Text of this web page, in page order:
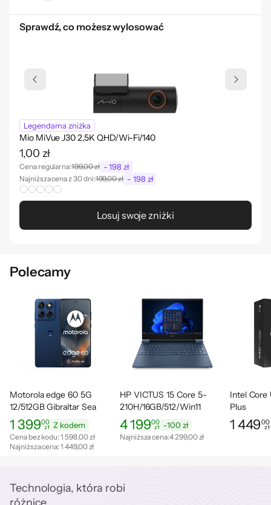
Sprawdź, co możesz wylosować
Legendarna zniżka
Mio MiVue J30 2,5K QHD/Wi-Fi/140
1,00 zł
Cena regularna:199,00 zł - 198 zł
Najniższa cena z 30 dni:199,00 zł - 198 zł
Losuj swoje zniżki
Polecamy
Motorola edge 60 5G
12/512GB Gibraltar Sea
120Hz
Cena: 1 399,00 zł
1 39900
zł Z kodem
Cena bez kodu: 1 598,00 zł
Najniższa cena: 1 449,00 zł
HP VICTUS 15 Core 5-
210H/16GB/512/Win11
RTX5060 144Hz
Cena: 4 199,00 zł
Najniższa cena z ostatnich 30 dni: 4
4 19900
zł -100 zł
Najniższa cena:4 299,00 zł
Intel Core
Plus
Cena: 1
1 44900
zł
Technologia, która robi